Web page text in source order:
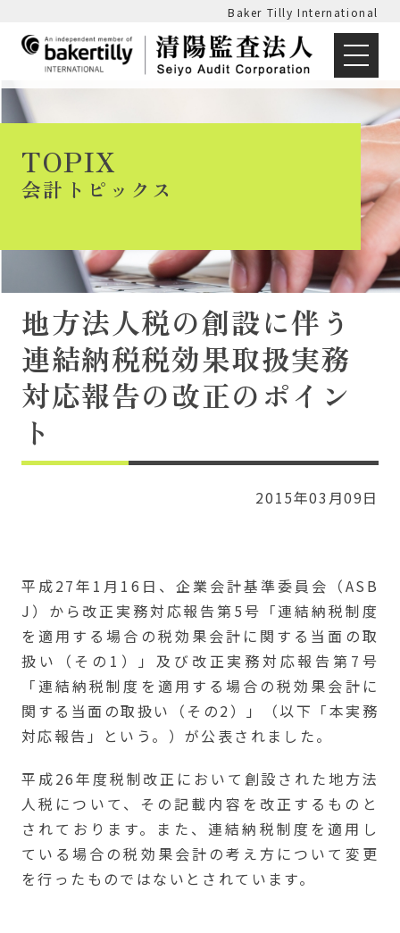
Baker Tilly International
TOPIX
会計トピックス
地方法人税の創設に伴う
連結納税税効果取扱実務
対応報告の改正のポイン
ト
2015年03月09日
平成27年1月16日、企業会計基準委員会（ASB
J）から改正実務対応報告第5号「連結納税制度
を適用する場合の税効果会計に関する当面の取
扱い（その1）」及び改正実務対応報告第7号
「連結納税制度を適用する場合の税効果会計に
関する当面の取扱い（その2）」（以下「本実務
対応報告」という。）が公表されました。
平成26年度税制改正において創設された地方法
人税について、その記載内容を改正するものと
されております。また、連結納税制度を適用し
ている場合の税効果会計の考え方について変更
を行ったものではないとされています。